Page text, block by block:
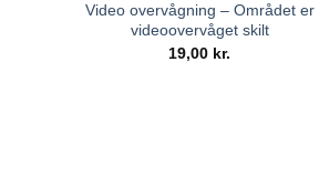
Video overvågning – Området er
videoovervåget skilt
19,00 kr.